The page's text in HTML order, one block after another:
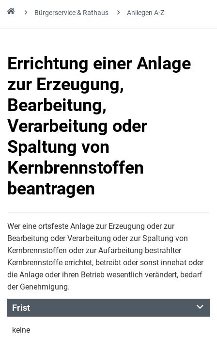
Bürgerservice & Rathaus Anliegen A-Z
Errichtung einer Anlage
zur Erzeugung,
Bearbeitung,
Verarbeitung oder
Spaltung von
Kernbrennstoffen
beantragen
Wer eine ortsfeste Anlage zur Erzeugung oder zur
Bearbeitung oder Verarbeitung oder zur Spaltung von
Kernbrennstoffen oder zur Aufarbeitung bestrahlter
Kernbrennstoffe errichtet, betreibt oder sonst innehat oder
die Anlage oder ihren Betrieb wesentlich verändert, bedarf
der Genehmigung.
Frist
keine